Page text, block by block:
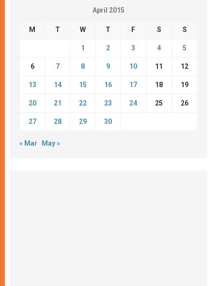
April 2015
M T W T F S S
1 2 3 4 5
6 7 8 9 10 11 12
13 14 15 16 17 18 19
20 21 22 23 24 25 26
27 28 29 30
« Mar May »